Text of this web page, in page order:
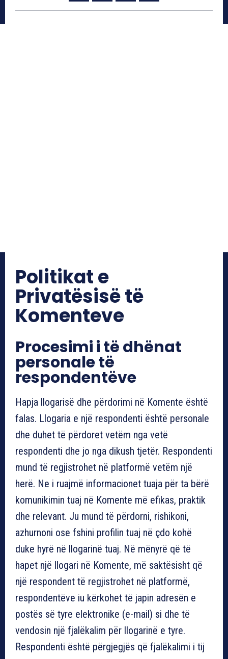
Politikat e
Privatësisë të
Komenteve
Procesimi i të dhënat
personale të
respondentëve
Hapja llogarisë dhe përdorimi në Komente është
falas. Llogaria e një respondenti është personale
dhe duhet të përdoret vetëm nga vetë
respondenti dhe jo nga dikush tjetër. Respondenti
mund të regjistrohet në platformë vetëm një
herë. Ne i ruajmë informacionet tuaja për ta bërë
komunikimin tuaj në Komente më efikas, praktik
dhe relevant. Ju mund të përdorni, rishikoni,
azhurnoni ose fshini profilin tuaj në çdo kohë
duke hyrë në llogarinë tuaj. Në mënyrë që të
hapet një llogari në Komente, më saktësisht që
një respondent të regjistrohet në platformë,
respondentëve iu kërkohet të japin adresën e
postës së tyre elektronike (e-mail) si dhe të
vendosin një fjalëkalim për llogarinë e tyre.
Respondenti është përgjegjës që fjalëkalimi i tij